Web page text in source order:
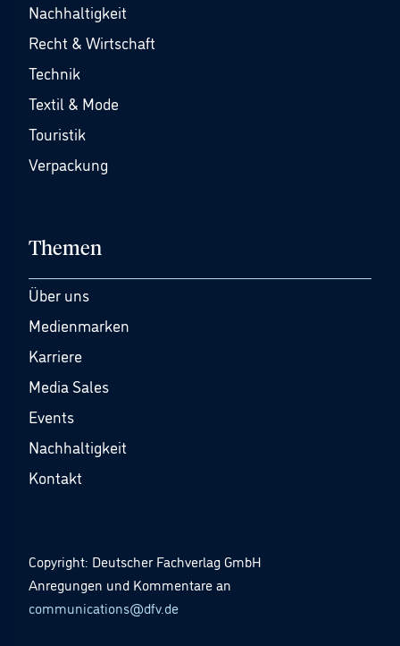
Nachhaltigkeit
Recht & Wirtschaft
Technik
Textil & Mode
Touristik
Verpackung
Themen
Über uns
Medienmarken
Karriere
Media Sales
Events
Nachhaltigkeit
Kontakt
Copyright: Deutscher Fachverlag GmbH
Anregungen und Kommentare an
communications@dfv.de